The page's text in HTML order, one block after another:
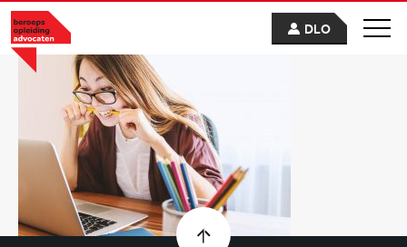
DLO